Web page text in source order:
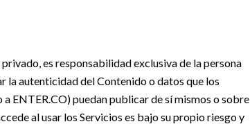
es responsabilidad exclusiva de la persona
la autenticidad del Contenido o datos que los
ENTER.CO) puedan publicar de sí mismos o sobre
al usar los Servicios es bajo su propio riesgo y